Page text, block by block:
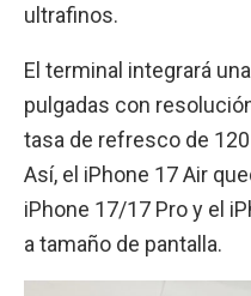
ultrafinos.
El terminal integrará
pulgadas con
tasa de refresco de
Así, el iPhone 17 Air
iPhone 17/17 Pro y el
a tamaño de pantalla.